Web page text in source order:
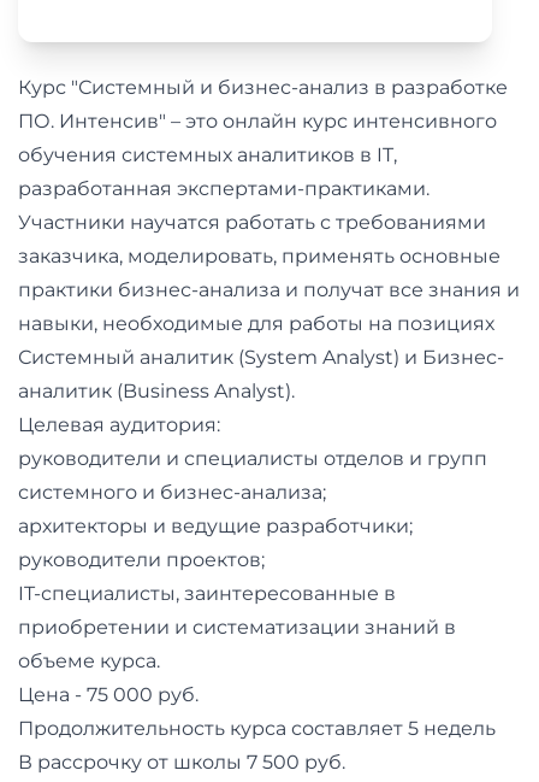
Курс "Системный и бизнес-анализ в разработке
ПО. Интенсив" – это онлайн курс интенсивного
обучения системных аналитиков в IT,
разработанная экспертами-практиками.
Участники научатся работать с требованиями
заказчика, моделировать, применять основные
практики бизнес-анализа и получат все знания и
навыки, необходимые для работы на позициях
Системный аналитик (System Analyst) и Бизнес-
аналитик (Business Analyst).
Целевая аудитория:
руководители и специалисты отделов и групп
системного и бизнес-анализа;
архитекторы и ведущие разработчики;
руководители проектов;
IT-специалисты, заинтересованные в
приобретении и систематизации знаний в
объеме курса.
Цена - 75 000 руб.
Продолжительность курса составляет 5 недель
В рассрочку от школы 7 500 руб.
и
саморазвитие
Прочее
Репетиторы
Тесты
на
профориентацию